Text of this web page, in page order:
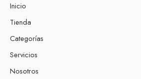
Inicio
Tienda
Categorías
Servicios
Nosotros